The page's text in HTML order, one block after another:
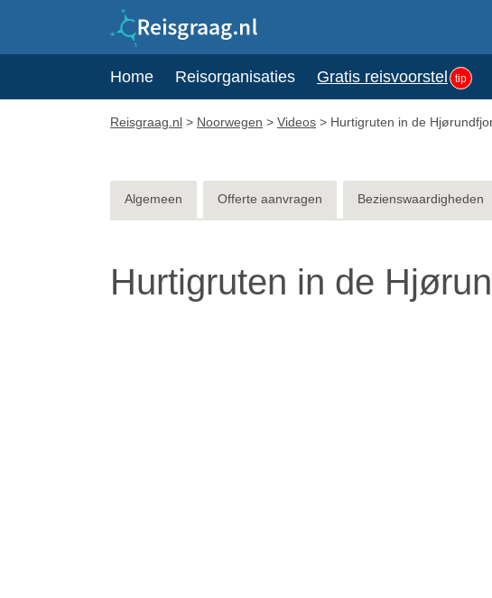
Home Reisorganisaties Gratis reisvoorstel tip
Reisgraag.nl > Noorwegen > Videos > Hurtigruten in de
Algemeen Offerte aanvragen Bezienswaardigheden
Hurtigruten in de